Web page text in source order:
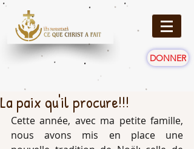
DONNER
La paix qu'il procure!!!
Cette année, avec ma petite famille,
nous avons mis en place une